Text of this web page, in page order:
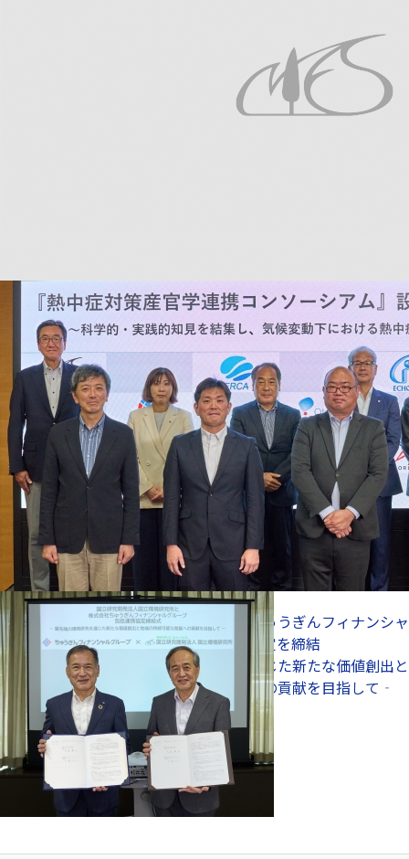
2026年6月5日
産官学の知見を結集する
『熱中症対策産官学連携コンソーシアム』を設
立
～科学的・実践的知見を結集し、気候変動下に
おける熱中症対策を推進～
気候変動適応
2026年5月26日
金融機関初！株式会社ちゅうぎんフィナンシャ
ルグループと包括連携協定を締結
‐最先端の環境研究を通じた新たな価値創出と
地域の持続可能な発展への貢献を目指して‐
環境と社会 気候変動適応